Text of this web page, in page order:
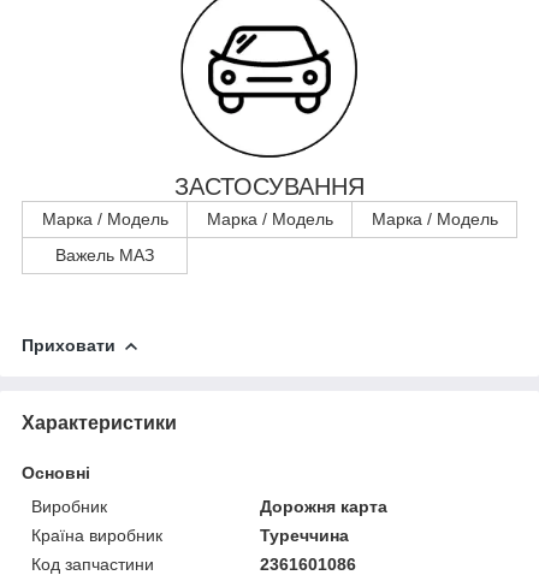
ЗАСТОСУВАННЯ
Марка / Модель Марка / Модель
Марка / Модель
Важель МАЗ
Приховати
Характеристики
Основні
Виробник
Дорожня карта
Країна виробник
Туреччина
Код запчастини
2361601086